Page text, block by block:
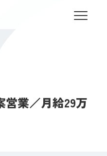
たん仕事探し Careee
営業／月給29万